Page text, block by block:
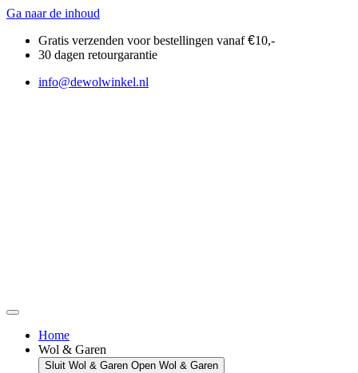
Ga naar de inhoud
Gratis verzenden voor bestellingen vanaf€10,-
30 dagen retourgarantie
info@dewolwinkel.nl
Home
Wol & Garen
Sluit Wol & Garen Open Wol & Garen